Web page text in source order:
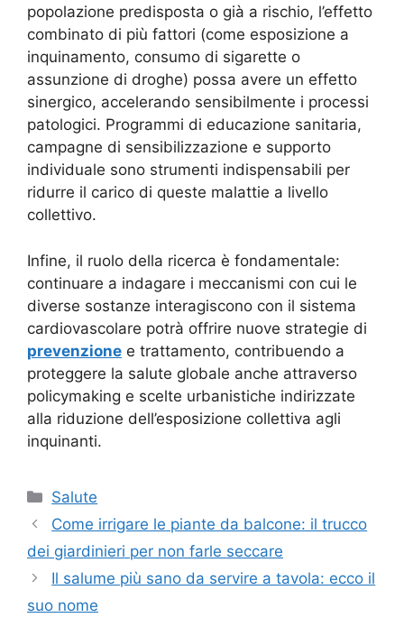
popolazione predisposta o già a rischio, l’effetto
combinato di più fattori (come esposizione a
inquinamento, consumo di sigarette o
assunzione di droghe) possa avere un effetto
sinergico, accelerando sensibilmente i processi
patologici. Programmi di educazione sanitaria,
campagne di sensibilizzazione e supporto
individuale sono strumenti indispensabili per
ridurre il carico di queste malattie a livello
collettivo.
Infine, il ruolo della ricerca è fondamentale:
continuare a indagare i meccanismi con cui le
diverse sostanze interagiscono con il sistema
cardiovascolare potrà offrire nuove strategie di
prevenzione e trattamento, contribuendo a
proteggere la salute globale anche attraverso
policymaking e scelte urbanistiche indirizzate
alla riduzione dell’esposizione collettiva agli
inquinanti.
Categorie
Salute
Come irrigare le piante da balcone: il trucco
dei giardinieri per non farle seccare
Il salume più sano da servire a tavola: ecco il
suo nome